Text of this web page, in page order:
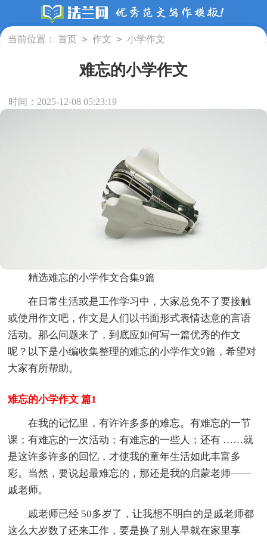
当前位置： 首页 > 作文 > 小学作文
难忘的小学作文
时间：2025-12-08 05:23:19
精选难忘的小学作文合集9篇
在日常生活或是工作学习中，大家总免不了要接触
或使用作文吧，作文是人们以书面形式表情达意的言语
活动。那么问题来了，到底应如何写一篇优秀的作文
呢？以下是小编收集整理的难忘的小学作文9篇，希望对
大家有所帮助。
难忘的小学作文 篇1
在我的记忆里，有许许多多的难忘。有难忘的一节
课；有难忘的一次活动；有难忘的一些人；还有 ……就
是这许多许多的回忆，才使我的童年生活如此丰富多
彩。当然，要说起最难忘的，那还是我的启蒙老师——
戚老师。
戚老师已经 50多岁了，让我想不明白的是戚老师都
这么大岁数了还来工作，要是换了别人早就在家里享